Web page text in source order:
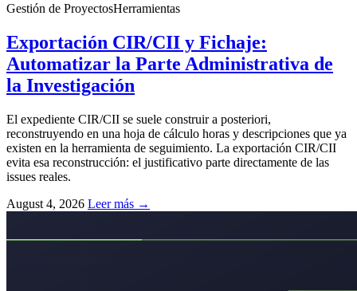
Gestión de ProyectosHerramientas
Exportación CIR/CII y Fichaje:
Automatizar la Parte Administrativa de
la Investigación
El expediente CIR/CII se suele construir a posteriori,
reconstruyendo en una hoja de cálculo horas y descripciones que ya
existen en la herramienta de seguimiento. La exportación CIR/CII
evita esa reconstrucción: el justificativo parte directamente de las
issues reales.
August 4, 2026 Leer más →